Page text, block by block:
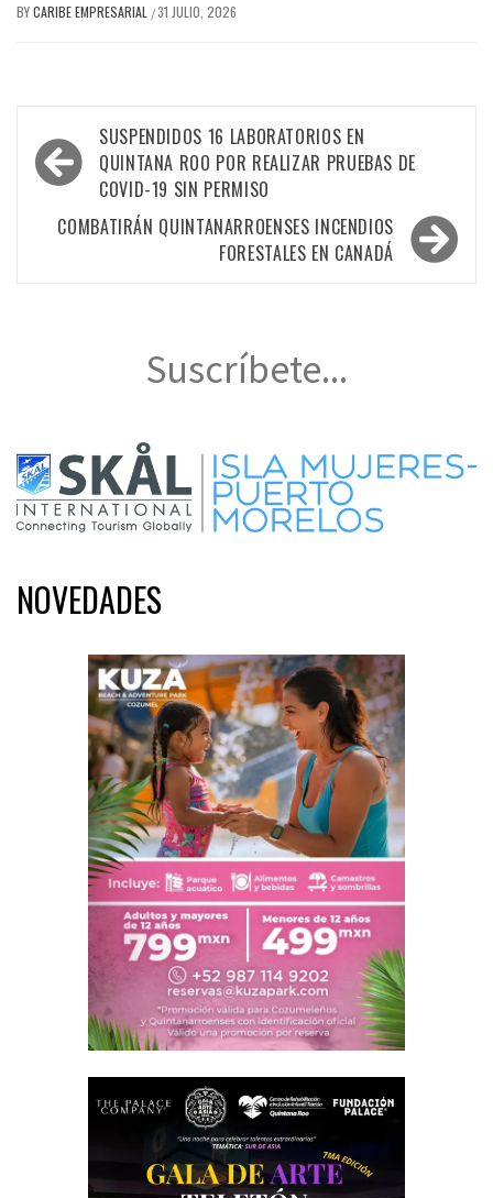
BYCARIBE EMPRESARIAL /31 JULIO, 2026
Navegación
de
entradas
SUSPENDIDOS 16 LABORATORIOS EN
QUINTANA ROO POR REALIZAR PRUEBAS DE
COVID-19 SIN PERMISO
COMBATIRÁN QUINTANARROENSES INCENDIOS
FORESTALES EN CANADÁ
Suscríbete...
NOVEDADES